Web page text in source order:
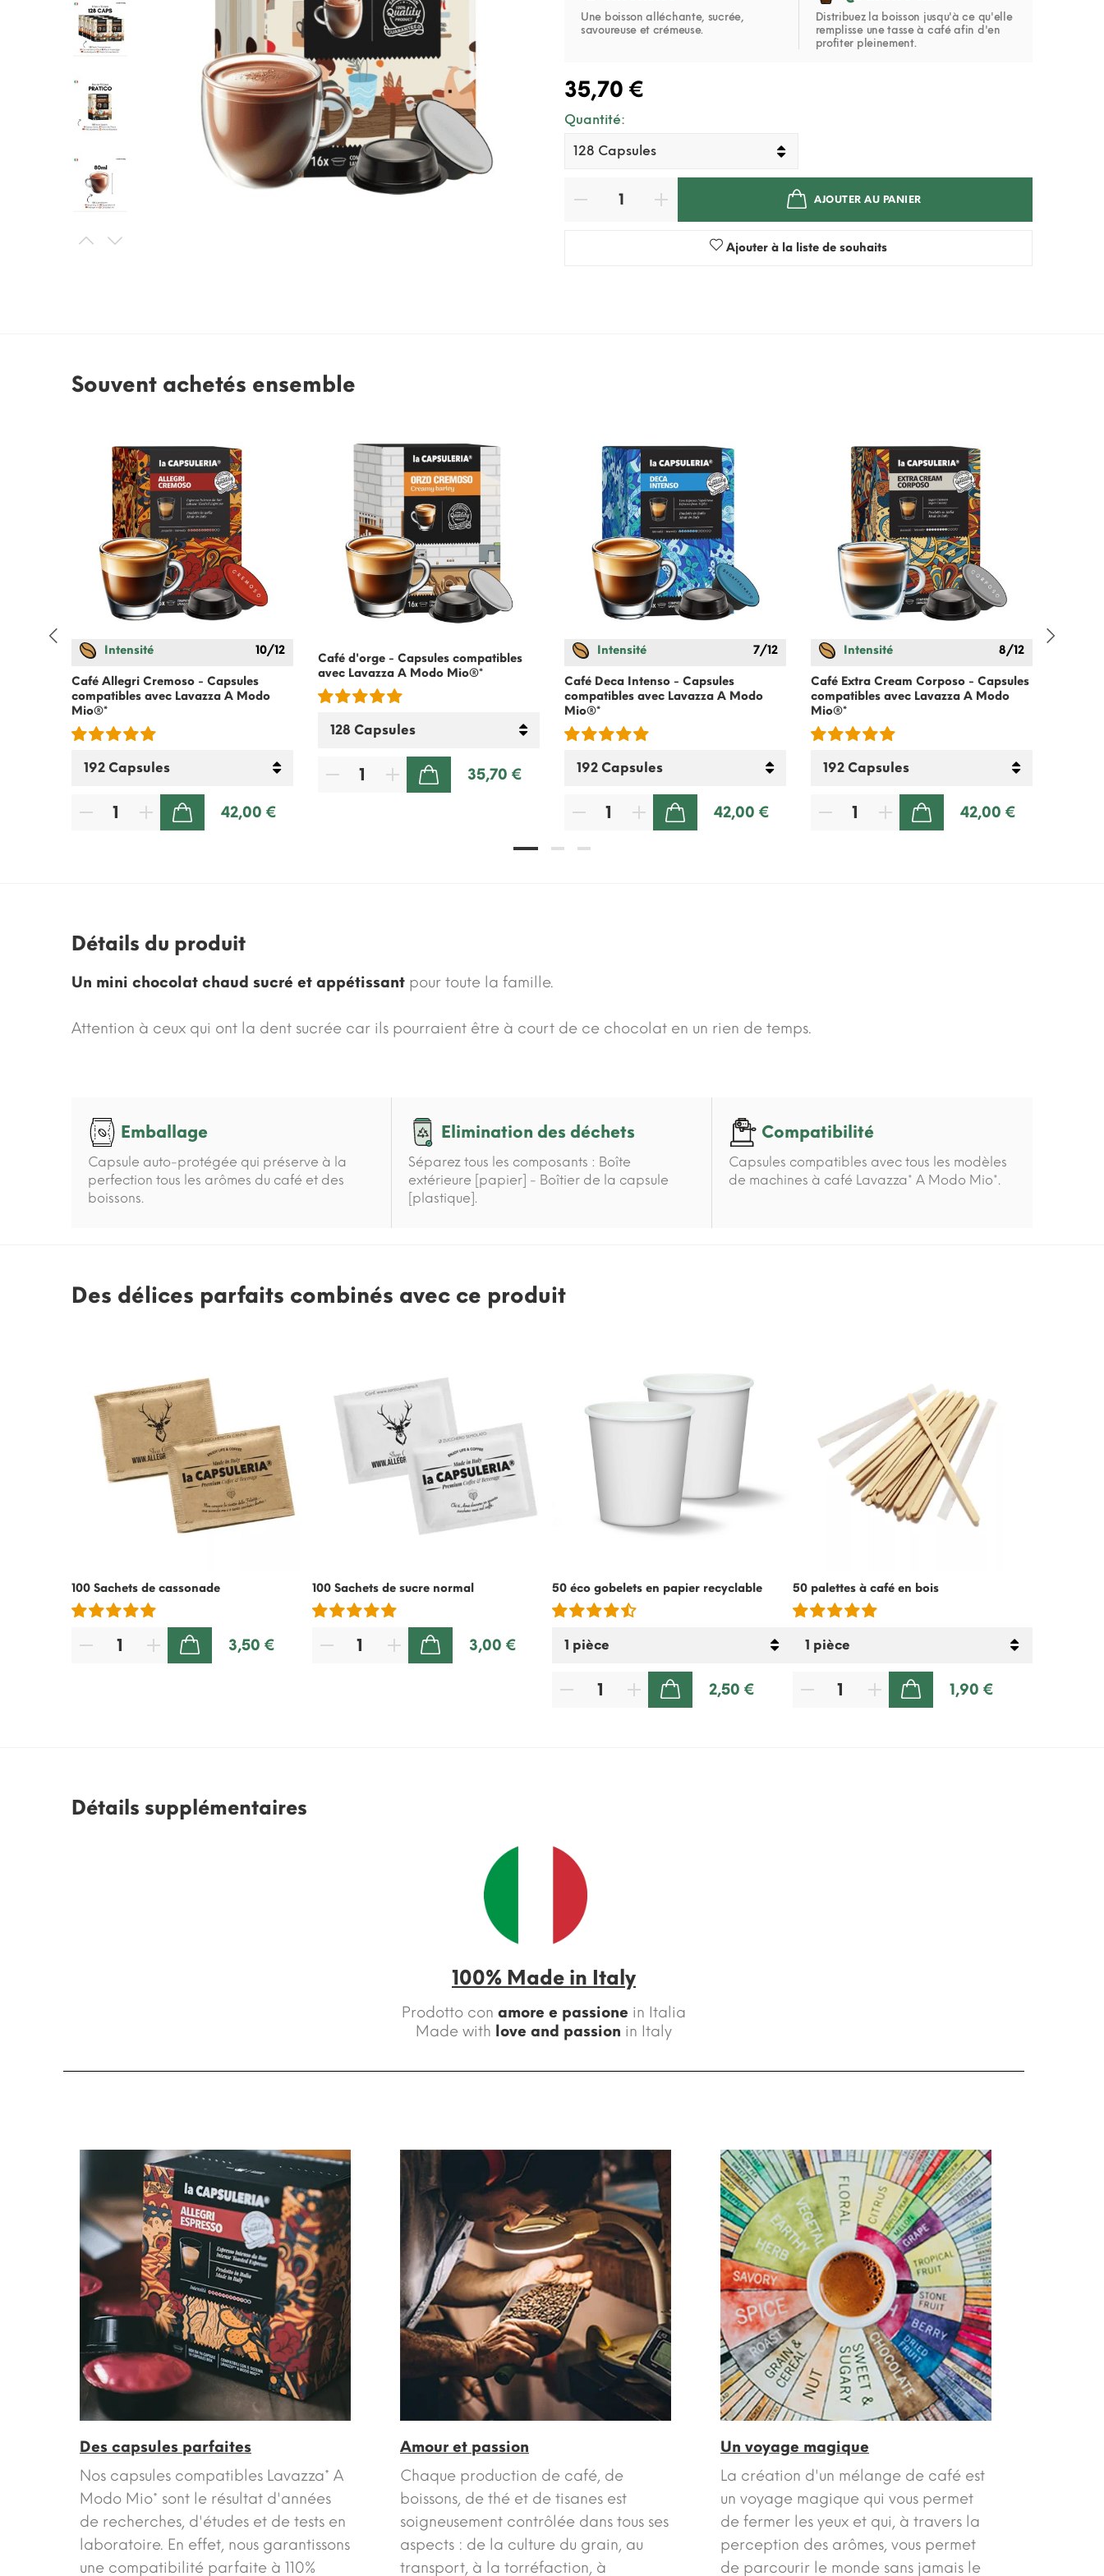
Une boisson alléchante, sucrée,
savoureuse et crémeuse.
Distribuez la boisson jusqu'à ce qu'elle
remplisse une tasse à café afin d'en
profiter pleinement.
35,70 €
Quantité:
AJOUTER AU PANIER
Ajouter à la liste de souhaits
Souvent achetés ensemble
Intensité 10/12
Café Allegri Cremoso - Capsules
compatibles avec Lavazza A Modo
Mio®*
42,00 €
Café d'orge - Capsules compatibles
avec Lavazza A Modo Mio®*
35,70 €
Intensité 7/12
Café Deca Intenso - Capsules
compatibles avec Lavazza A Modo
Mio®*
42,00 €
Intensité 8/12
Café Extra Cream Corposo - Capsules
compatibles avec Lavazza A Modo
Mio®*
42,00 €
Détails du produit
Un mini chocolat chaud sucré et appétissant pour toute la famille.
Attention à ceux qui ont la dent sucrée car ils pourraient être à court de ce chocolat en un rien de temps.
Emballage
Capsule auto-protégée qui préserve à la
perfection tous les arômes du café et des
boissons.
Elimination des déchets
Séparez tous les composants : Boîte
extérieure [papier] - Boîtier de la capsule
[plastique].
Compatibilité
Capsules compatibles avec tous les modèles
de machines à café Lavazza* A Modo Mio*.
Des délices parfaits combinés avec ce produit
100 Sachets de cassonade
3,50 €
100 Sachets de sucre normal
3,00 €
50 éco gobelets en papier recyclable
2,50 €
50 palettes à café en bois
1,90 €
Détails supplémentaires
100% Made in Italy
Prodotto con amore e passione in Italia
Made with love and passion in Italy
Des capsules parfaites
Nos capsules compatibles Lavazza* A
Modo Mio* sont le résultat d'années
de recherches, d'études et de tests en
laboratoire. En effet, nous garantissons
une compatibilité parfaite à 110%
Amour et passion
Chaque production de café, de
boissons, de thé et de tisanes est
soigneusement contrôlée dans tous ses
aspects : de la culture du grain, au
transport, à la torréfaction, à
Un voyage magique
La création d'un mélange de café est
un voyage magique qui vous permet
de fermer les yeux et qui, à travers la
perception des arômes, vous permet
de parcourir le monde sans jamais le